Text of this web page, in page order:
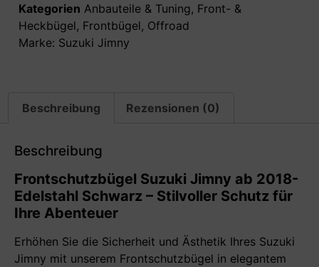
Kategorien Anbauteile & Tuning, Front- &
Heckbügel, Frontbügel, Offroad
Marke: Suzuki Jimny
Beschreibung Rezensionen (0)
Beschreibung
Frontschutzbügel Suzuki Jimny ab 2018-
Edelstahl Schwarz – Stilvoller Schutz für
Ihre Abenteuer
Erhöhen Sie die Sicherheit und Ästhetik Ihres Suzuki
Jimny mit unserem Frontschutzbügel in elegantem